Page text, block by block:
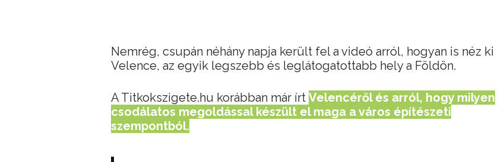
Nemrég, csupán néhány napja került fel a videó arról, hogyan is néz ki
Velence, az egyik legszebb és leglátogatottabb hely a Földön.
A Titkokszigete.hu korábban már írt Velencéről és arról, hogy milyen
csodálatos megoldással készült el maga a város építészeti
szempontból.